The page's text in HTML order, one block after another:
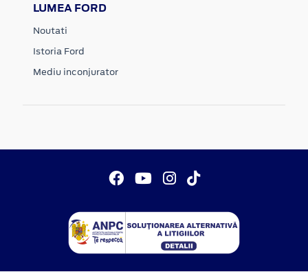
LUMEA FORD
Noutati
Istoria Ford
Mediu inconjurator